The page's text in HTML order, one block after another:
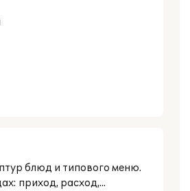
блюд и типового меню.
приход, расход,...